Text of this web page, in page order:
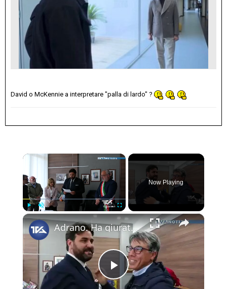
David o McKennie a interpretare "palla di lardo" ?
×
Fullscreen
Now Playing
×
Play
Adrano. Ha giurato il nuovo assessore Luigi Cancelliere. Con il suo ingresso in Giunta, sancito l’ac